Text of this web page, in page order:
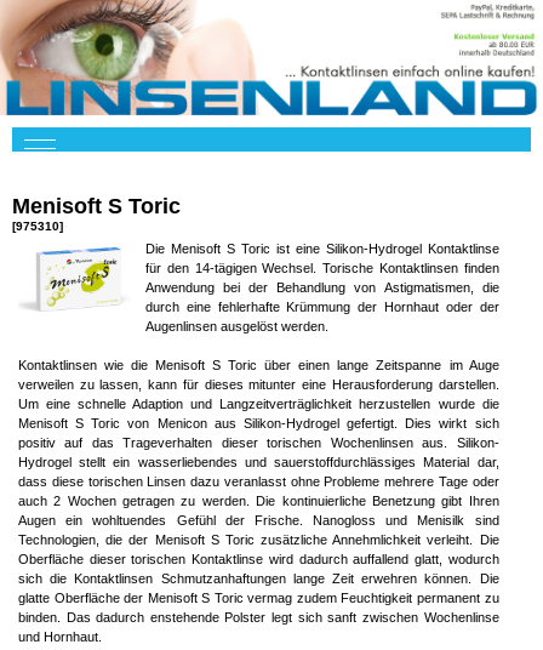
Menisoft S Toric
[975310]
Die Menisoft S Toric ist eine Silikon-Hydrogel Kontaktlinse
für den 14-tägigen Wechsel. Torische Kontaktlinsen finden
Anwendung bei der Behandlung von Astigmatismen, die
durch eine fehlerhafte Krümmung der Hornhaut oder der
Augenlinsen ausgelöst werden.
Kontaktlinsen wie die Menisoft S Toric über einen lange Zeitspanne im Auge
verweilen zu lassen, kann für dieses mitunter eine Herausforderung darstellen.
Um eine schnelle Adaption und Langzeitverträglichkeit herzustellen wurde die
Menisoft S Toric von Menicon aus Silikon-Hydrogel gefertigt. Dies wirkt sich
positiv auf das Trageverhalten dieser torischen Wochenlinsen aus. Silikon-
Hydrogel stellt ein wasserliebendes und sauerstoffdurchlässiges Material dar,
dass diese torischen Linsen dazu veranlasst ohne Probleme mehrere Tage oder
auch 2 Wochen getragen zu werden. Die kontinuierliche Benetzung gibt Ihren
Augen ein wohltuendes Gefühl der Frische. Nanogloss und Menisilk sind
Technologien, die der Menisoft S Toric zusätzliche Annehmlichkeit verleiht. Die
Oberfläche dieser torischen Kontaktlinse wird dadurch auffallend glatt, wodurch
sich die Kontaktlinsen Schmutzanhaftungen lange Zeit erwehren können. Die
glatte Oberfläche der Menisoft S Toric vermag zudem Feuchtigkeit permanent zu
binden. Das dadurch enstehende Polster legt sich sanft zwischen Wochenlinse
und Hornhaut.